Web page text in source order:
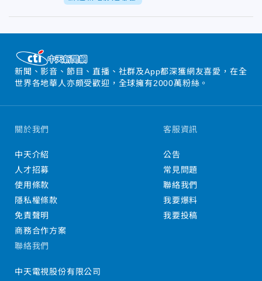
新聞、影音、節目、直播、社群及App都深獲網友喜愛，在全
世界各地華人亦頗受歡迎，全球擁有2000萬粉絲。
關於我們
中天介紹
人才招募
使用條款
隱私權條款
免責聲明
商務合作方案
客服資訊
公告
常見問題
聯絡我們
我要爆料
我要投稿
聯絡我們
中天電視股份有限公司